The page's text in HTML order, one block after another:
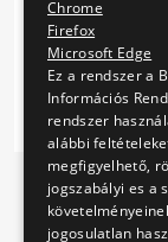
Chrome
Firefox
Microsoft Edge
Ez a rendszer a
Információs
rendszer
alábbi
megfigyelhető,
jogszabályi es a
jogosulatlan